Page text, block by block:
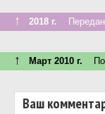
↑ 2018 г. Передан
↑ Март 2010 г.
Ваш